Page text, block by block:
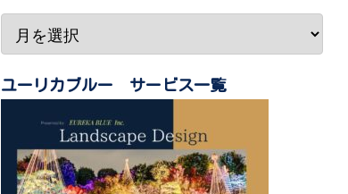
ユーリカブルー サービス一覧